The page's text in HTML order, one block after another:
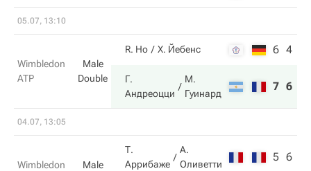
05.07, 13:10
Wimbledon
ATP
Male
Double
R. Ho Х. Йебенс 6 4
Г.
Андреоцци
М.
Гуинард
7 6
04.07, 13:05
Wimbledon
Male
Т.
Аррибаже
А.
Оливетти
5 6